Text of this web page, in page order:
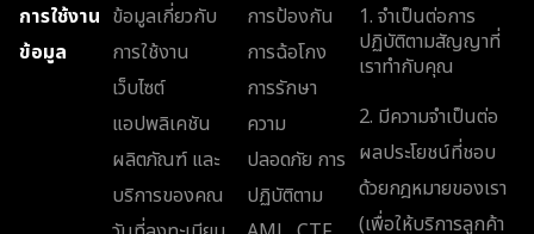
การใช้งาน
ข้อมูล
ข้อมูลเกี่ยวกับ
การใช้งาน
เว็บไซต์
แอปพลิเคชัน
ผลิตภัณฑ์ และ
บริการของคณ
การป้องกัน
การฉ้อโกง
การรักษา
ความ
ปลอดภัย การ
ปฏิบัติตาม
1. จำเป็นต่อการ
ปฏิบัติตามสัญญาที่
เราทำกับคุณ
2. มีความจำเป็นต่อ
ผลประโยชน์ที่ชอบ
ด้วยกฎหมายของเรา
(เพื่อให้บริการลูกค้า